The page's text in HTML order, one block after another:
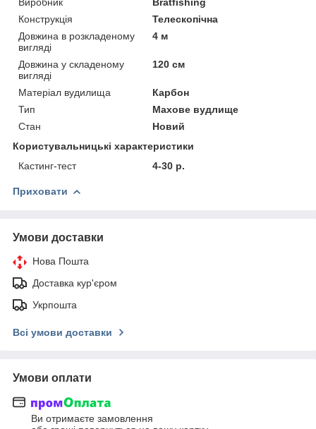
Конструкція
Телескопічна
Довжина в розкладеному
вигляді
4 м
Довжина у складеному
вигляді
120 см
Матеріал вудилища
Карбон
Тип
Махове вудлище
Стан
Новий
Користувальницькі характеристики
Кастинг-тест
4-30 р.
Приховати
Умови доставки
Нова Пошта
Доставка кур'єром
Укрпошта
Всі умови доставки
Умови оплати
Ви отримаєте замовлення